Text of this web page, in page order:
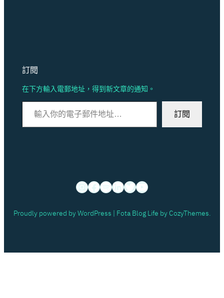
訂閱
在下方輸入電郵地址，得到新文章的通知。
輸入你的電子郵件地址…
訂閱
Instagram
Facebook
Spotify
LinkedIn
X YouTube
Proudly powered by WordPress | Fota Blog Life by CozyThemes.